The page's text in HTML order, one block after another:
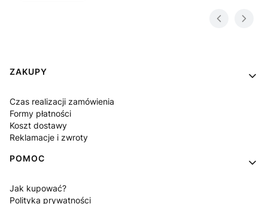
Linki w stopce
ZAKUPY
Czas realizacji zamówienia
Formy płatności
Koszt dostawy
Reklamacje i zwroty
POMOC
Jak kupować?
Polityka prywatności